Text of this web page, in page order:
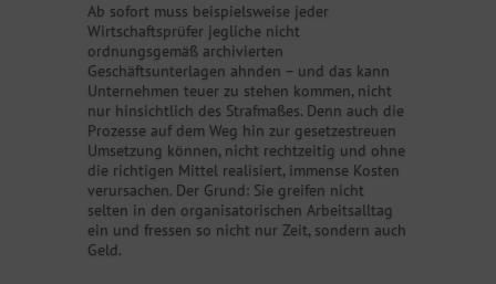
Ab sofort muss beispielsweise jeder
Wirtschaftsprüfer jegliche nicht
ordnungsgemäß archivierten
Geschäftsunterlagen ahnden – und das kann
Unternehmen teuer zu stehen kommen, nicht
nur hinsichtlich des Strafmaßes. Denn auch die
Prozesse auf dem Weg hin zur gesetzestreuen
Umsetzung können, nicht rechtzeitig und ohne
die richtigen Mittel realisiert, immense Kosten
verursachen. Der Grund: Sie greifen nicht
selten in den organisatorischen Arbeitsalltag
ein und fressen so nicht nur Zeit, sondern auch
Geld.